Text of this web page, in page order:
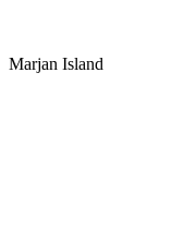
Marjan Island